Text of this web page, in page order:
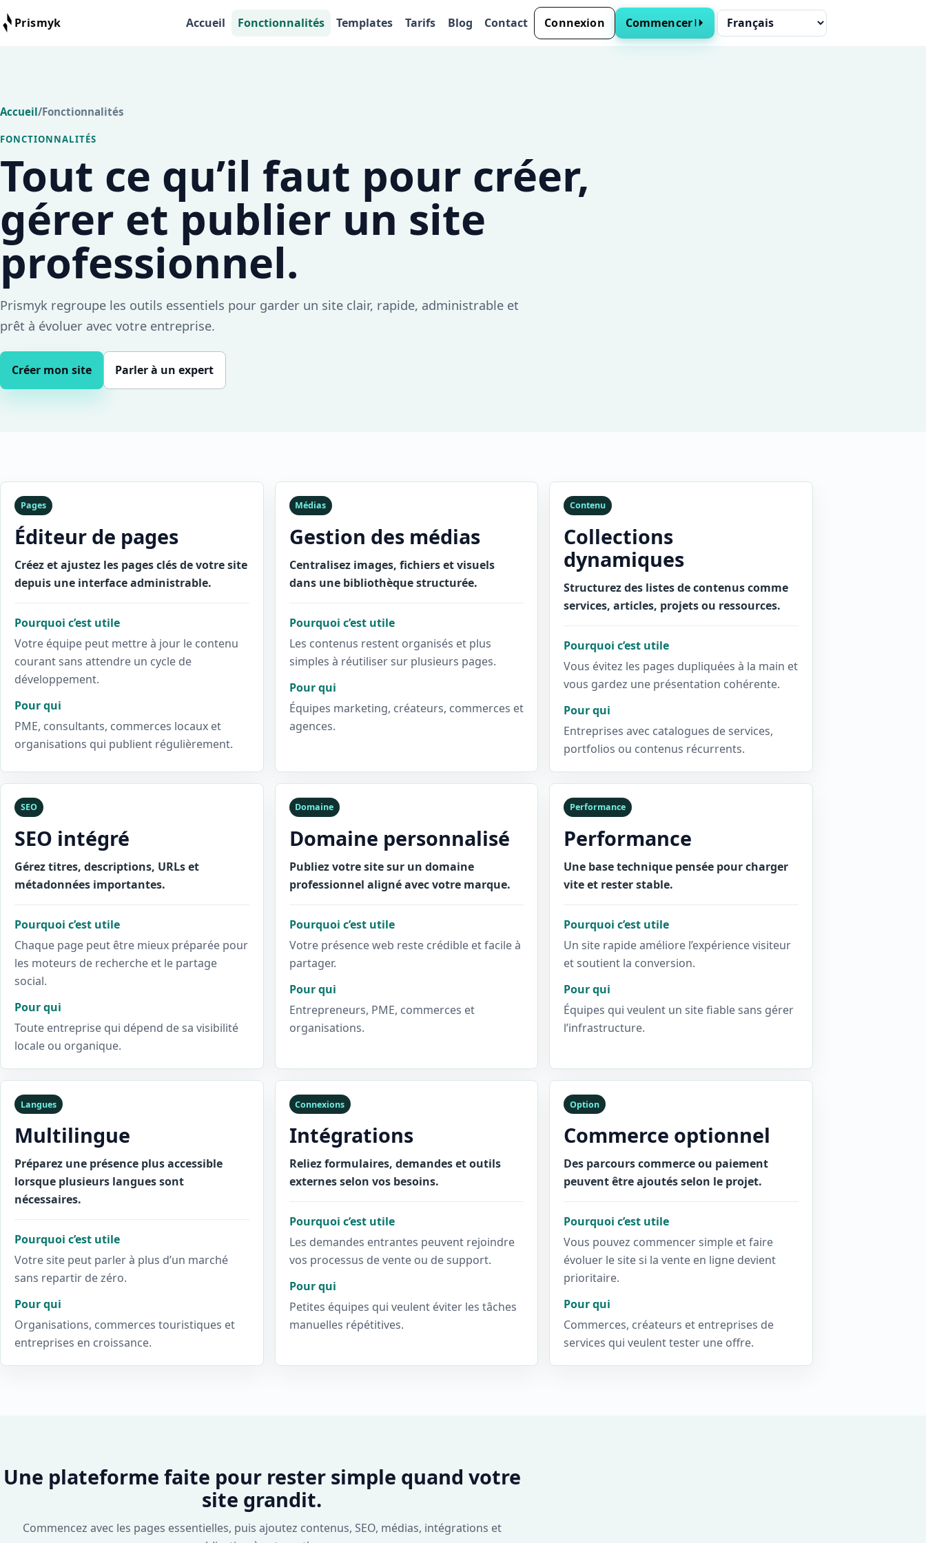
Prismyk
Prismyk Accueil Fonctionnalités Templates Tarifs Blog Contact Connexion Commencer Cambiar idioma
Accueil/Fonctionnalités
FONCTIONNALITÉS
Tout ce qu’il faut pour créer,
gérer et publier un site
professionnel.
Prismyk regroupe les outils essentiels pour garder un site clair, rapide, administrable et
prêt à évoluer avec votre entreprise.
Créer mon site Parler à un expert
Pages
Éditeur de pages
Créez et ajustez les pages clés de votre site
depuis une interface administrable.
Pourquoi c’est utile
Votre équipe peut mettre à jour le contenu
courant sans attendre un cycle de
développement.
Pour qui
PME, consultants, commerces locaux et
organisations qui publient régulièrement.
Médias
Gestion des médias
Centralisez images, fichiers et visuels
dans une bibliothèque structurée.
Pourquoi c’est utile
Les contenus restent organisés et plus
simples à réutiliser sur plusieurs pages.
Pour qui
Équipes marketing, créateurs, commerces et
agences.
Contenu
Collections
dynamiques
Structurez des listes de contenus comme
services, articles, projets ou ressources.
Pourquoi c’est utile
Vous évitez les pages dupliquées à la main et
vous gardez une présentation cohérente.
Pour qui
Entreprises avec catalogues de services,
portfolios ou contenus récurrents.
SEO
SEO intégré
Gérez titres, descriptions, URLs et
métadonnées importantes.
Pourquoi c’est utile
Chaque page peut être mieux préparée pour
les moteurs de recherche et le partage
social.
Pour qui
Toute entreprise qui dépend de sa visibilité
locale ou organique.
Domaine
Domaine personnalisé
Publiez votre site sur un domaine
professionnel aligné avec votre marque.
Pourquoi c’est utile
Votre présence web reste crédible et facile à
partager.
Pour qui
Entrepreneurs, PME, commerces et
organisations.
Performance
Performance
Une base technique pensée pour charger
vite et rester stable.
Pourquoi c’est utile
Un site rapide améliore l’expérience visiteur
et soutient la conversion.
Pour qui
Équipes qui veulent un site fiable sans gérer
l’infrastructure.
Langues
Multilingue
Préparez une présence plus accessible
lorsque plusieurs langues sont
nécessaires.
Pourquoi c’est utile
Votre site peut parler à plus d’un marché
sans repartir de zéro.
Pour qui
Organisations, commerces touristiques et
entreprises en croissance.
Connexions
Intégrations
Reliez formulaires, demandes et outils
externes selon vos besoins.
Pourquoi c’est utile
Les demandes entrantes peuvent rejoindre
vos processus de vente ou de support.
Pour qui
Petites équipes qui veulent éviter les tâches
manuelles répétitives.
Option
Commerce optionnel
Des parcours commerce ou paiement
peuvent être ajoutés selon le projet.
Pourquoi c’est utile
Vous pouvez commencer simple et faire
évoluer le site si la vente en ligne devient
prioritaire.
Pour qui
Commerces, créateurs et entreprises de
services qui veulent tester une offre.
Une plateforme faite pour rester simple quand votre
site grandit.
Commencez avec les pages essentielles, puis ajoutez contenus, SEO, médias, intégrations et